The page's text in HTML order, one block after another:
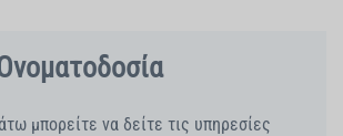
μπορείτε να δείτε τις υπηρεσίες